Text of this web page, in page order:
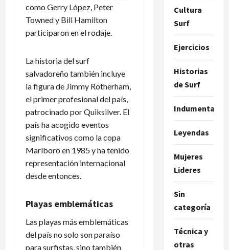
como Gerry López, Peter
Towned y Bill Hamilton
participaron en el rodaje.
La historia del surf
salvadoreño también incluye
la figura de Jimmy Rotherham,
el primer profesional del país,
patrocinado por Quiksilver. El
país ha acogido eventos
significativos como la copa
Marlboro en 1985 y ha tenido
representación internacional
desde entonces.
Playas emblemáticas
Las playas más emblemáticas
del país no solo son paraíso
para surfistas, sino también
Cultura
Surf
Ejercicios
Historias
de Surf
Indumentaria
Leyendas
Mujeres
Lideres
Sin
categoría
Técnica y
otras